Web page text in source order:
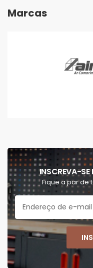
Marcas
INSCREVA-SE
Fique a par de